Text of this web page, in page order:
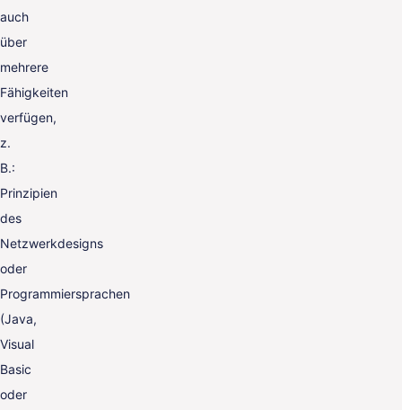
auch
über
mehrere
Fähigkeiten
verfügen,
z.
B.:
Prinzipien
des
Netzwerkdesigns
oder
Programmiersprachen
(Java,
Visual
Basic
oder